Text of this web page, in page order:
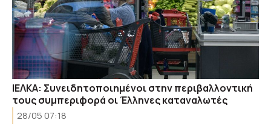
ΙΕΛΚΑ: Συνειδητοποιημένοι στην περιβαλλοντική
τους συμπεριφορά οι Έλληνες καταναλωτές
28/05 07:18